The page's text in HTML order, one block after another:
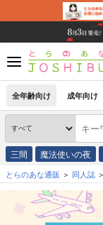
全年齢向け 成年向け
三間 魔法使いの夜
とらのあな通販 同人誌